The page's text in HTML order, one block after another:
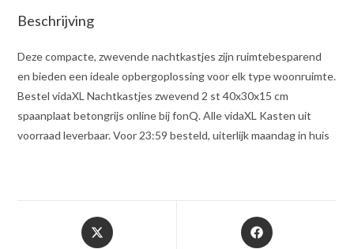
Beschrijving
Deze compacte, zwevende nachtkastjes zijn ruimtebesparend
en bieden een ideale opbergoplossing voor elk type woonruimte.
Bestel vidaXL Nachtkastjes zwevend 2 st 40x30x15 cm
spaanplaat betongrijs online bij fonQ. Alle vidaXL Kasten uit
voorraad leverbaar. Voor 23:59 besteld, uiterlijk maandag in huis
Opent
in
Opent
in